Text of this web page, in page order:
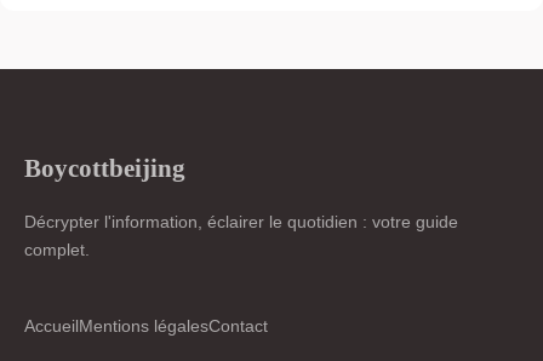
Boycottbeijing
Décrypter l'information, éclairer le quotidien : votre guide
complet.
AccueilMentions légalesContact